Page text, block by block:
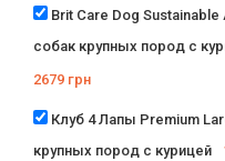
Brit Care Dog
собак крупных пород с
2679 грн
Клуб 4 Лапы Premium
крупных пород с курицей